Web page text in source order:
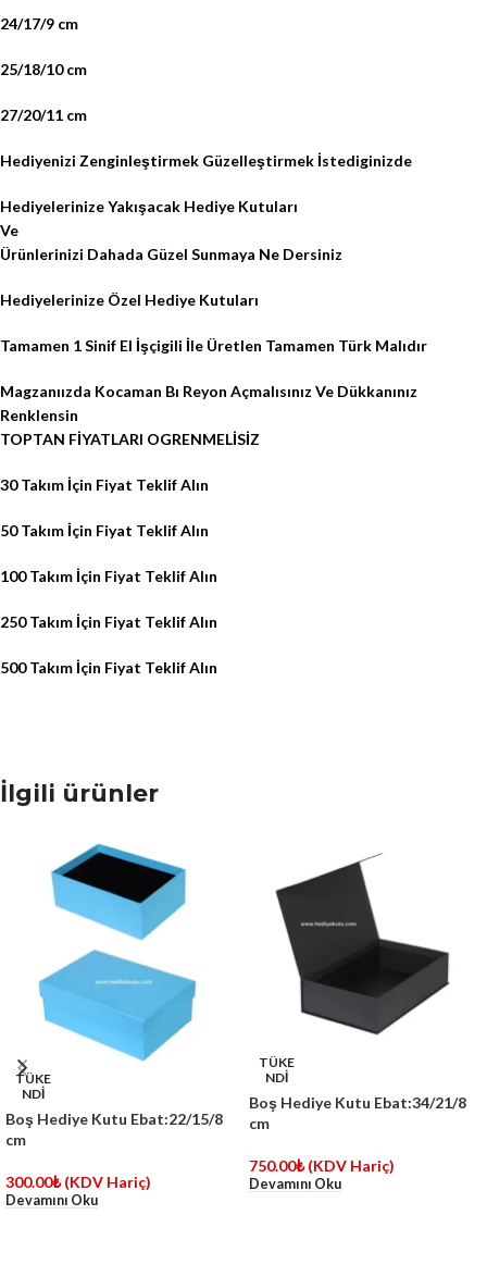
24/17/9 cm
25/18/10 cm
27/20/11 cm
Hediyenizi Zenginleştirmek Güzelleştirmek İstediginizde
Hediyelerinize Yakışacak Hediye Kutuları
Ve
Ürünlerinizi Dahada Güzel Sunmaya Ne Dersiniz
Hediyelerinize Özel Hediye Kutuları
Tamamen 1 Sinif El İşçigili İle Üretlen Tamamen Türk Malıdır
Magzanıızda Kocaman Bı Reyon Açmalısınız Ve Dükkanınız
Renklensin
TOPTAN FİYATLARI OGRENMELİSİZ
30 Takım İçin Fiyat Teklif Alın
50 Takım İçin Fiyat Teklif Alın
100 Takım İçin Fiyat Teklif Alın
250 Takım İçin Fiyat Teklif Alın
500 Takım İçin Fiyat Teklif Alın
İlgili ürünler
TÜKE
NDİ
Boş Hediye Kutu Ebat:22/15/8
cm
300.00₺ (KDV Hariç)
Devamını Oku
TÜKE
NDİ
Boş Hediye Kutu Ebat:34/21/8
cm
750.00₺ (KDV Hariç)
Devamını Oku